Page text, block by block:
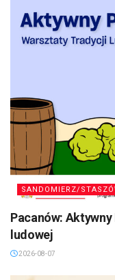
SANDOMIERZ/
Pacanów:
ludowej
2026-08-07